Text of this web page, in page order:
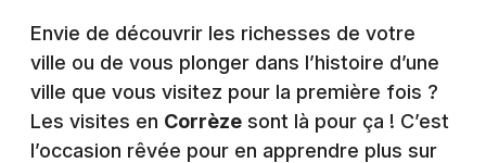
Envie de découvrir les richesses de votre
ville ou de vous plonger dans l’histoire d’une
ville que vous visitez pour la première fois ?
Les visites en Corrèze sont là pour ça ! C’est
l’occasion rêvée pour en apprendre plus sur